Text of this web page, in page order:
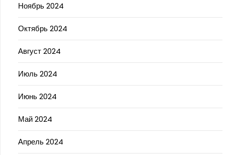
Ноябрь 2024
Октябрь 2024
Август 2024
Июль 2024
Июнь 2024
Май 2024
Апрель 2024